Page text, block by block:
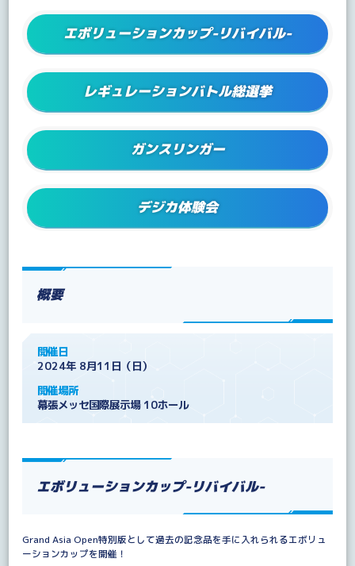
エボリューションカップ-リバイバル-
レギュレーションバトル総選挙
ガンスリンガー
デジカ体験会
概要
開催日
2024年 8月11日（日）
開催場所
幕張メッセ国際展示場 10ホール
エボリューションカップ-リバイバル-
Grand Asia Open特別版として過去の記念品を手に入れられるエボリュ
ーションカップを開催！